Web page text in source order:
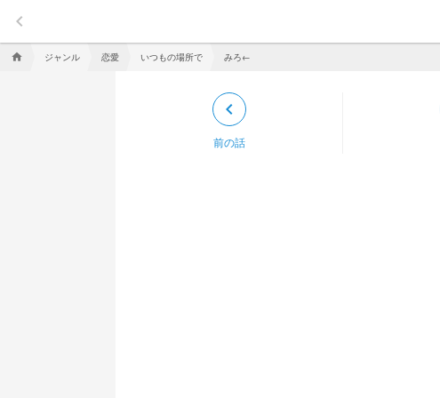
keyboard_arrow_left
home ジャンル 恋愛 いつもの場所で みろ←
keyboard_arrow_left
前の話